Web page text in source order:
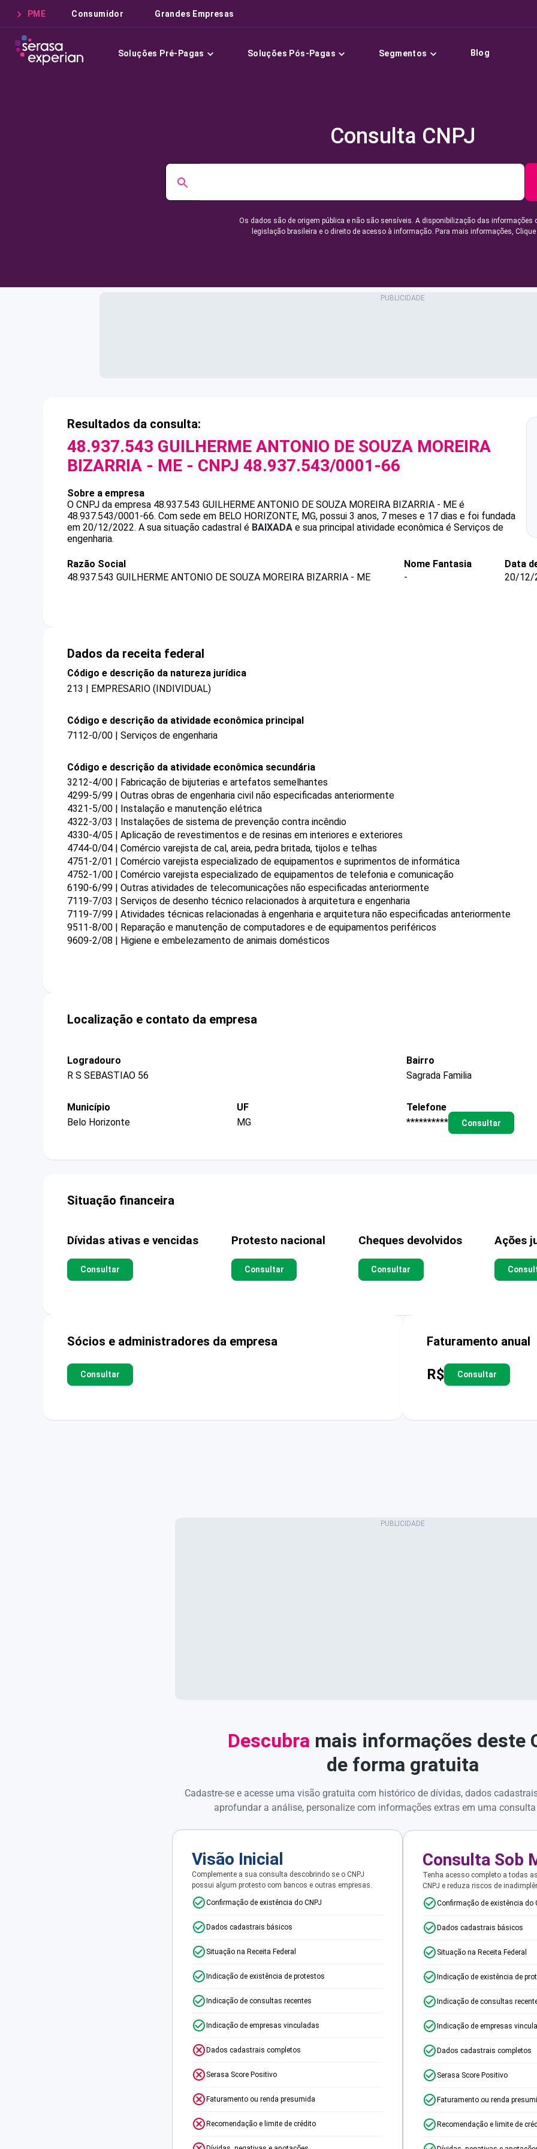
PME Consumidor Grandes Empresas
Soluções Pré-Pagas Soluções Pós-Pagas Segmentos Blog
Consulta CNPJ
Os dados são de origem pública e não são sensíveis. A disponibilização das informações
legislação brasileira e o direito de acesso à informação. Para mais informações,
Resultados da consulta:
48.937.543 GUILHERME ANTONIO DE SOUZA MOREIRA
BIZARRIA - ME - CNPJ 48.937.543/0001-66
Sobre a empresa
O CNPJ da empresa 48.937.543 GUILHERME ANTONIO DE SOUZA MOREIRA BIZARRIA - ME é
48.937.543/0001-66. Com sede em BELO HORIZONTE, MG, possui 3 anos, 7 meses e 17 dias e foi fundada
em 20/12/2022. A sua situação cadastral é BAIXADA e sua principal atividade econômica é Serviços de
engenharia.
Razão Social
48.937.543 GUILHERME ANTONIO DE SOUZA MOREIRA BIZARRIA - ME
Nome Fantasia
-
Data
20/12/
Dados da receita federal
Código e descrição da natureza jurídica
213 | EMPRESARIO (INDIVIDUAL)
Código e descrição da atividade econômica principal
7112-0/00 | Serviços de engenharia
Código e descrição da atividade econômica secundária
3212-4/00 | Fabricação de bijuterias e artefatos semelhantes
4299-5/99 | Outras obras de engenharia civil não especificadas anteriormente
4321-5/00 | Instalação e manutenção elétrica
4322-3/03 | Instalações de sistema de prevenção contra incêndio
4330-4/05 | Aplicação de revestimentos e de resinas em interiores e exteriores
4744-0/04 | Comércio varejista de cal, areia, pedra britada, tijolos e telhas
4751-2/01 | Comércio varejista especializado de equipamentos e suprimentos de informática
4752-1/00 | Comércio varejista especializado de equipamentos de telefonia e comunicação
6190-6/99 | Outras atividades de telecomunicações não especificadas anteriormente
7119-7/03 | Serviços de desenho técnico relacionados à arquitetura e engenharia
7119-7/99 | Atividades técnicas relacionadas à engenharia e arquitetura não especificadas anteriormente
9511-8/00 | Reparação e manutenção de computadores e de equipamentos periféricos
9609-2/08 | Higiene e embelezamento de animais domésticos
Localização e contato da empresa
Logradouro
R S SEBASTIAO 56
Bairro
Sagrada Familia
Município
Belo Horizonte
UF
MG
Telefone
**********
Consultar
Situação financeira
Dívidas ativas e vencidas
Consultar
Protesto nacional
Consultar
Cheques devolvidos
Consultar
Ações
Sócios e administradores da empresa
Consultar
Faturamento anual
R$ Consultar
Descubra mais informações deste
de forma gratuita
Cadastre-se e acesse uma visão gratuita com histórico de dívidas, dados
aprofundar a análise, personalize com informações extras em uma
Visão Inicial
Complemente a sua consulta descobrindo se o CNPJ
possui algum protesto com bancos e outras empresas.
Confirmação de existência do CNPJ
Dados cadastrais básicos
Situação na Receita Federal
Indicação de existência de protestos
Indicação de consultas recentes
Indicação de empresas vinculadas
Dados cadastrais completos
Serasa Score Positivo
Faturamento ou renda presumida
Recomendação e limite de crédito
Consulta Sob
Tenha acesso completo a todas
CNPJ e reduza riscos de
Confirmação de existência do
Dados cadastrais básicos
Situação na Receita Federal
Indicação de existência de
Indicação de consultas
Indicação de empresas
Dados cadastrais completos
Serasa Score Positivo
Faturamento ou renda
Recomendação e limite de